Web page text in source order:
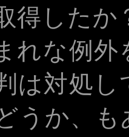
得したか
れな例
は対処
うか、